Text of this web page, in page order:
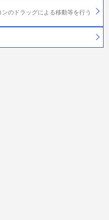
のドラッグによる移動等を行う